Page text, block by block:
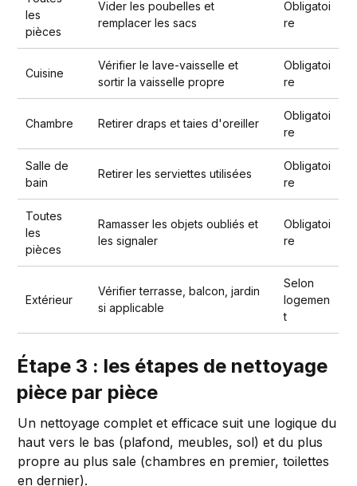
les
pièces
Vider les poubelles et
remplacer les sacs
Obligatoi
re
Cuisine
Vérifier le lave-vaisselle et
sortir la vaisselle propre
Obligatoi
re
Chambre Retirer draps et taies d'oreiller
Obligatoi
re
Salle de
bain
Retirer les serviettes utilisées
Obligatoi
re
Toutes
les
pièces
Ramasser les objets oubliés et
les signaler
Obligatoi
re
Extérieur
Vérifier terrasse, balcon, jardin
si applicable
Selon
logemen
t
Étape 3 : les étapes de nettoyage
pièce par pièce
Un nettoyage complet et efficace suit une logique du
haut vers le bas (plafond, meubles, sol) et du plus
propre au plus sale (chambres en premier, toilettes
en dernier).